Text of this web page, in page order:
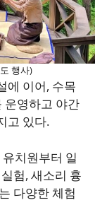
행사)
에 이어, 수목
운영하고 야간
고 있다.
유치원부터 일
험, 새소리 흉
다양한 체험